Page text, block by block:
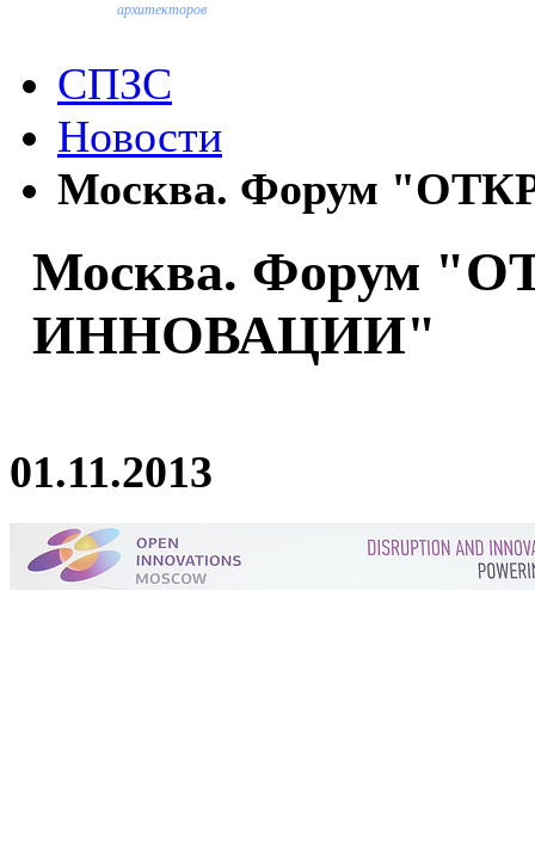
архитекторов
СПЗС
Новости
Москва. Форум
Москва. Форум
ИННОВАЦИИ"
01.11.2013